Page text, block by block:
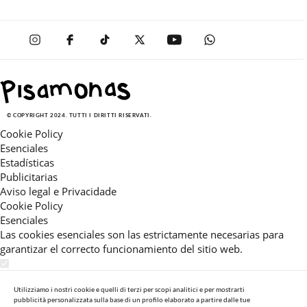
© COPYRIGHT 2024. TUTTI I DIRITTI RISERVATI.
Cookie Policy
Esenciales
Estadísticas
Publicitarias
Aviso legal e Privacidade
Cookie Policy
Esenciales
Las cookies esenciales son las estrictamente necesarias para
garantizar el correcto funcionamiento del sitio web.
Estas cookies nos permiten ofrecerle una experiencia en el sitio
Utilizziamo i nostri cookie e quelli di terzi per scopi analitici e per mostrarti
pubblicità personalizzata sulla base di un profilo elaborato a partire dalle tue